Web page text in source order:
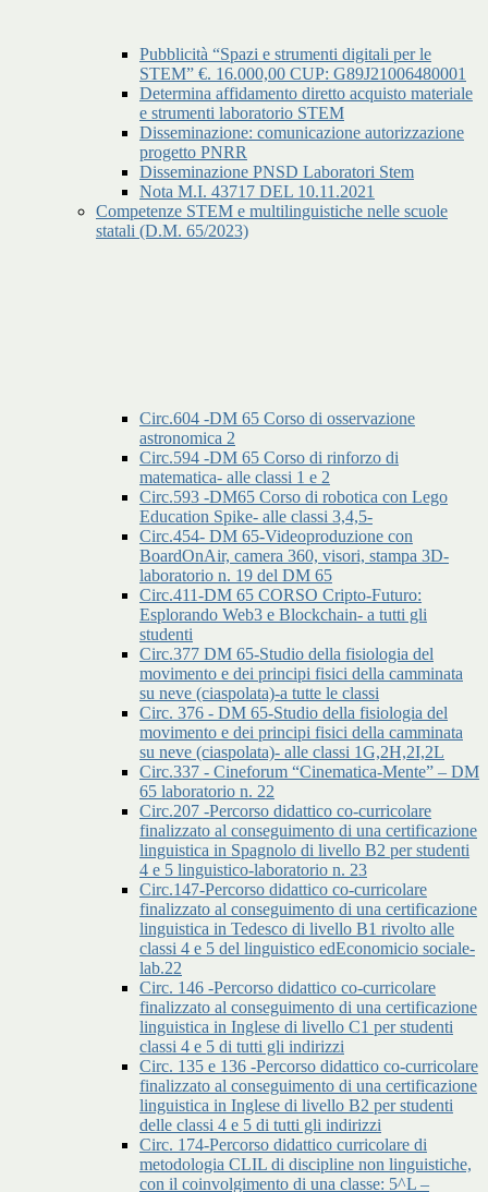
Pubblicità “Spazi e strumenti digitali per le
STEM” €. 16.000,00 CUP: G89J21006480001
Determina affidamento diretto acquisto materiale
e strumenti laboratorio STEM
Disseminazione: comunicazione autorizzazione
progetto PNRR
Disseminazione PNSD Laboratori Stem
Nota M.I. 43717 DEL 10.11.2021
Competenze STEM e multilinguistiche nelle scuole
statali (D.M. 65/2023)
Circ.604 -DM 65 Corso di osservazione
astronomica 2
Circ.594 -DM 65 Corso di rinforzo di
matematica- alle classi 1 e 2
Circ.593 -DM65 Corso di robotica con Lego
Education Spike- alle classi 3,4,5-
Circ.454- DM 65-Videoproduzione con
BoardOnAir, camera 360, visori, stampa 3D-
laboratorio n. 19 del DM 65
Circ.411-DM 65 CORSO Cripto-Futuro:
Esplorando Web3 e Blockchain- a tutti gli
studenti
Circ.377 DM 65-Studio della fisiologia del
movimento e dei principi fisici della camminata
su neve (ciaspolata)-a tutte le classi
Circ. 376 - DM 65-Studio della fisiologia del
movimento e dei principi fisici della camminata
su neve (ciaspolata)- alle classi 1G,2H,2I,2L
Circ.337 - Cineforum “Cinematica-Mente” – DM
65 laboratorio n. 22
Circ.207 -Percorso didattico co-curricolare
finalizzato al conseguimento di una certificazione
linguistica in Spagnolo di livello B2 per studenti
4 e 5 linguistico-laboratorio n. 23
Circ.147-Percorso didattico co-curricolare
finalizzato al conseguimento di una certificazione
linguistica in Tedesco di livello B1 rivolto alle
classi 4 e 5 del linguistico edEconomicio sociale-
lab.22
Circ. 146 -Percorso didattico co-curricolare
finalizzato al conseguimento di una certificazione
linguistica in Inglese di livello C1 per studenti
classi 4 e 5 di tutti gli indirizzi
Circ. 135 e 136 -Percorso didattico co-curricolare
finalizzato al conseguimento di una certificazione
linguistica in Inglese di livello B2 per studenti
delle classi 4 e 5 di tutti gli indirizzi
Circ. 174-Percorso didattico curricolare di
metodologia CLIL di discipline non linguistiche,
con il coinvolgimento di una classe: 5^L –